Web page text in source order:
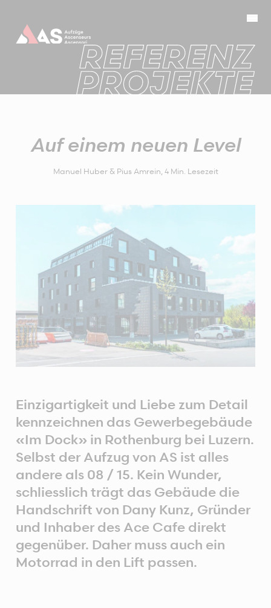
Auf einem neuen Level
Manuel Huber & Pius Amrein,4 Min. Lesezeit
Einzigartigkeit und Liebe zum Detail
kennzeichnen das Gewerbegebäude
«Im Dock» in Rothenburg bei Luzern.
Selbst der Aufzug von AS ist alles
andere als 08 / 15. Kein Wunder,
schliesslich trägt das Gebäude die
Handschrift von Dany Kunz, Gründer
und Inhaber des Ace Cafe direkt
gegenüber. Daher muss auch ein
Motorrad in den Lift passen.